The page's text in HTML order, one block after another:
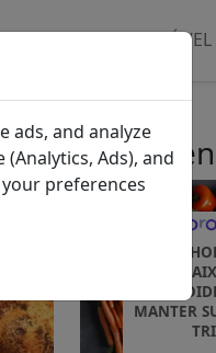
APLICATIVO MÓVEL
OS
MANTER
ads, and analyze
Ads), and
preferences